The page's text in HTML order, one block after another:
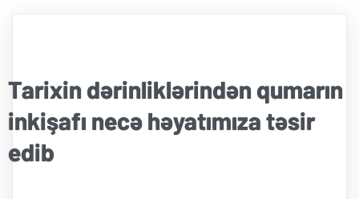
Tarixin dərinliklərindən qumarın
inkişafı necə həyatımıza təsir
edib